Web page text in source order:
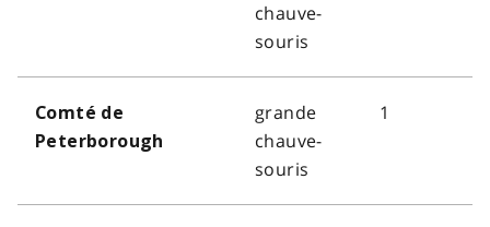
chauve-
souris
Comté de
Peterborough
grande
chauve-
souris
1